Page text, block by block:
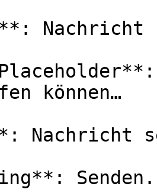
Nachricht
können…
Nachricht